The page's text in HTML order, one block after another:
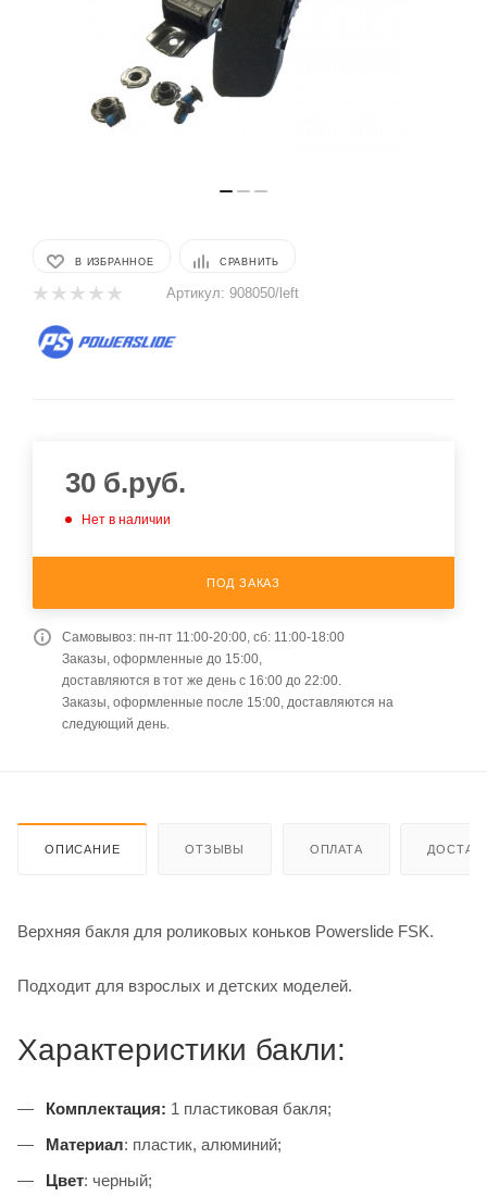
В ИЗБРАННОЕ СРАВНИТЬ
Артикул: 908050/left
30 б.руб.
Нет в наличии
ПОД ЗАКАЗ
Самовывоз: пн-пт 11:00-20:00, сб: 11:00-18:00
Заказы, оформленные до 15:00,
доставляются в тот же день с 16:00 до 22:00.
Заказы, оформленные после 15:00, доставляются на
следующий день.
ОПИСАНИЕ ОТЗЫВЫ ОПЛАТА
Верхняя бакля для роликовых коньков Powerslide FSK.
Подходит для взрослых и детских моделей.
Характеристики бакли:
Комплектация: 1 пластиковая бакля;
Материал: пластик, алюминий;
Цвет: черный;